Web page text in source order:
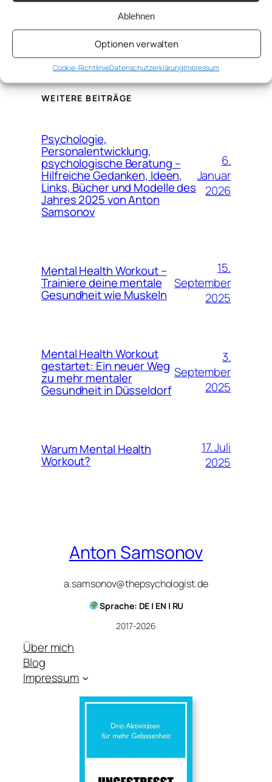
Ablehnen
Optionen verwalten
Cookie-RichtlinieDatenschutzerklärungImpressum
Erfolg →
WEITERE BEITRÄGE
Psychologie,
Personalentwicklung,
psychologische Beratung –
Hilfreiche Gedanken, Ideen,
Links, Bücher und Modelle des
Jahres 2025 von Anton
Samsonov
6.
Januar
2026
Mental Health Workout –
Trainiere deine mentale
Gesundheit wie Muskeln
15.
September
2025
Mental Health Workout
gestartet: Ein neuer Weg
zu mehr mentaler
Gesundheit in Düsseldorf
3.
September
2025
Warum Mental Health
Workout?
17. Juli
2025
Anton Samsonov
a.samsonov@thepsychologist.de
Sprache: DE | EN | RU
2017-2026
Über mich
Blog
Impressum